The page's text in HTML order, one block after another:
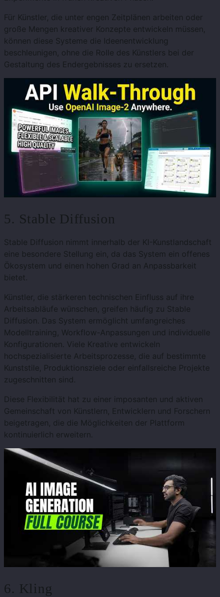
Für Künstler, die unter engen Zeitplänen arbeiten oder
große Mengen kreativer Konzepte entwickeln müssen,
können diese Systeme die Ideenentwicklung
beschleunigen, ohne die Rolle des Künstlers bei der
Gestaltung des Endergebnisses zu ersetzen.
5. Stable Diffusion
Stable Diffusion nimmt innerhalb der KI-Kunstlandschaft
eine besondere Stellung ein, da das System ein offenes
Ökosystem und einen hohen Grad an Anpassbarkeit
bietet.
Künstler, die stärkeren technischen Einfluss auf ihre
Arbeitsabläufe wünschen, greifen häufig zu Stable
Diffusion. Das System ermöglicht umfangreiches
Modelltraining, Workflow-Anpassungen und individuelle
Konfigurationen. Viele Kreative entwickeln
hochspezialisierte Arbeitsprozesse, die auf bestimmte
Kunststile, Produktionsziele oder einfallsreiche Projekte
zugeschnitten sind.
Diese Flexibilität hat zu einer imposanten und aktiven
Gemeinschaft von Künstlern, Entwicklern und Forschern
beigetragen, die die Möglichkeiten der Plattform
kontinuierlich erweitern.
6. Kling